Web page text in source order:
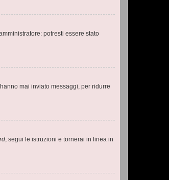
potresti essere stato
mai inviato messaggi, per ridurre
, segui le istruzioni e tornerai in linea in